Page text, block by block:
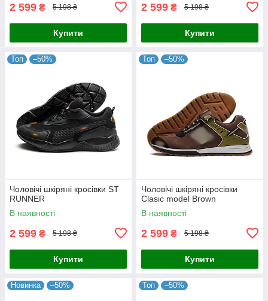
2 599 ₴ 5 198 ₴
Купити
2 599 ₴ 5 198 ₴
Купити
Топ –50%
Чоловічі шкіряні кросівки ST
RUNNER
В наявності
2 599 ₴ 5 198 ₴
Купити
Топ –50%
Чоловічі шкіряні кросівки
Clasic model Brown
В наявності
2 599 ₴ 5 198 ₴
Купити
Новинка –50% Топ –50%